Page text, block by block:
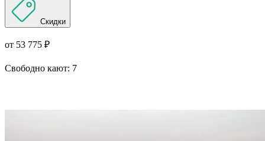
Скидки
от 53 775 ₽
Свободно кают: 7